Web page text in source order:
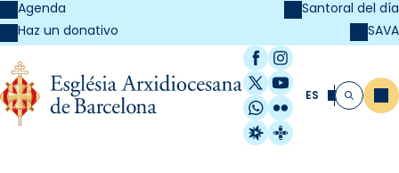
Agenda
Haz un donativo
Santoral del día
SAVA
Facebook
Instagram
X / Twitter
YouTube
WhatsApp
Flickr
Radio Estel
Catalunya
ES Buscar